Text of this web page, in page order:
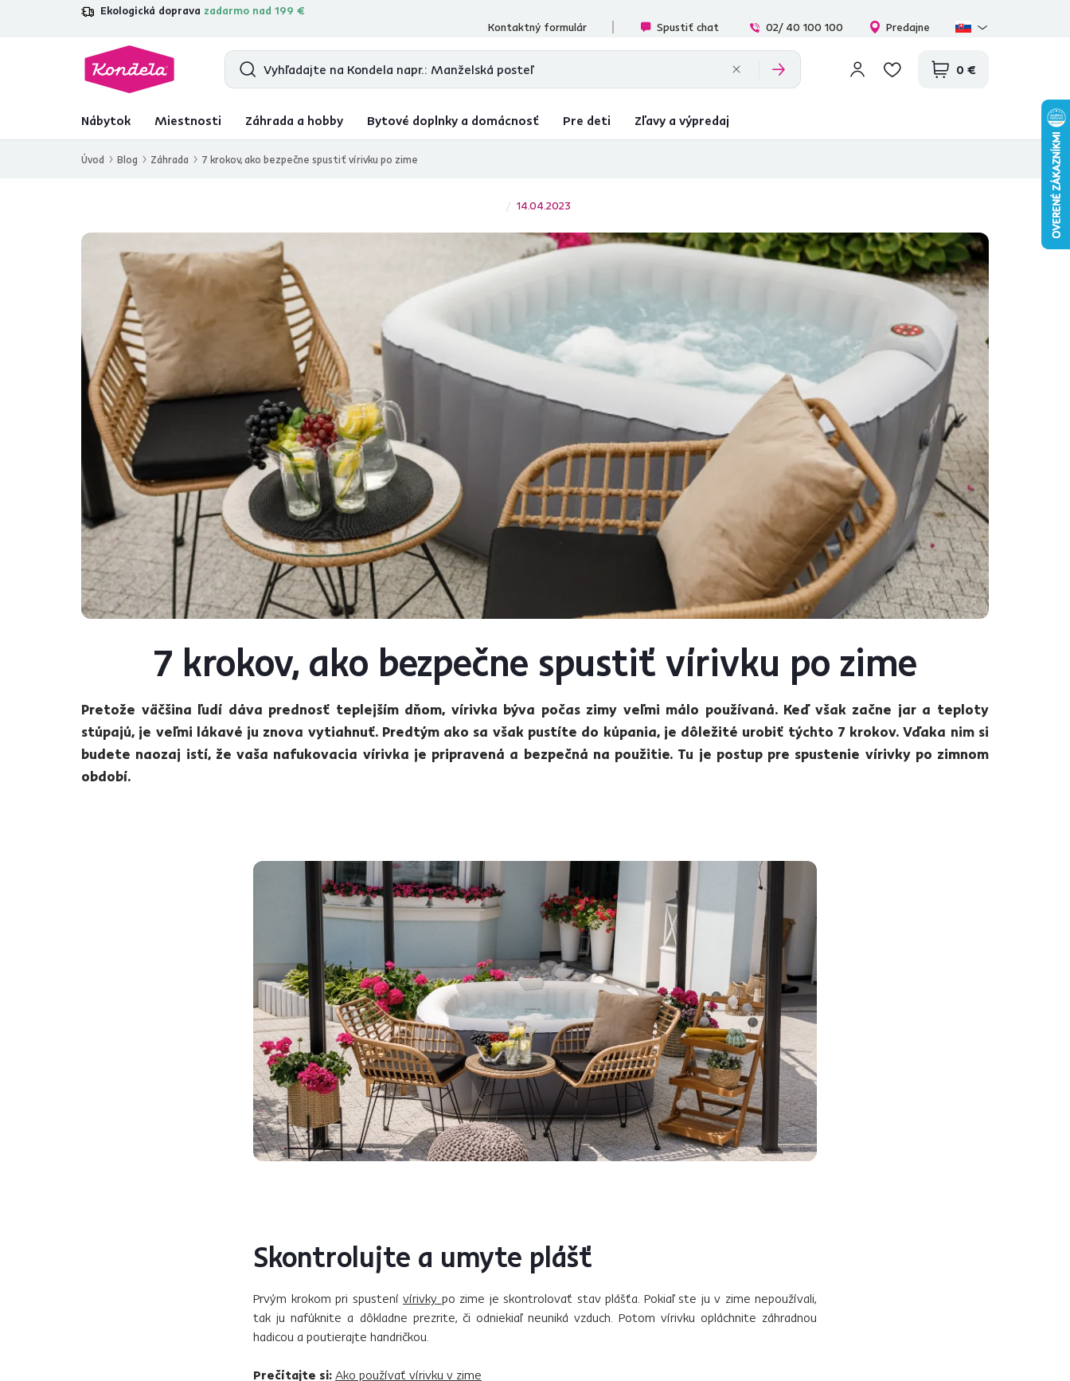
Ekologická doprava zadarmo nad 199 €
4,7 31 285overených produktových recenzií
Kontaktný formulár
Spustiť chat 02/ 40 100 100 Predajne
0 €
Nábytok Miestnosti Záhrada a hobby Bytové doplnky a domácnosť Pre deti Zľavy a výpredaj
Úvod Blog Záhrada 7 krokov, ako bezpečne spustiť vírivku po zime
14.04.2023
7 krokov, ako bezpečne spustiť vírivku po zime
Pretože väčšina ľudí dáva prednosť teplejším dňom, vírivka býva počas zimy veľmi málo používaná. Keď však začne jar a teploty
stúpajú, je veľmi lákavé ju znova vytiahnuť. Predtým ako sa však pustíte do kúpania, je dôležité urobiť týchto 7 krokov. Vďaka nim si
budete naozaj istí, že vaša nafukovacia vírivka je pripravená a bezpečná na použitie. Tu je postup pre spustenie vírivky po zimnom
období.
Skontrolujte a umyte plášť
Prvým krokom pri spustení vírivky po zime je skontrolovať stav plášťa. Pokiaľ ste ju v zime nepoužívali,
tak ju nafúknite a dôkladne prezrite, či odniekiaľ neuniká vzduch. Potom vírivku opláchnite záhradnou
hadicou a poutierajte handričkou.
Prečítajte si: Ako používať vírivku v zime